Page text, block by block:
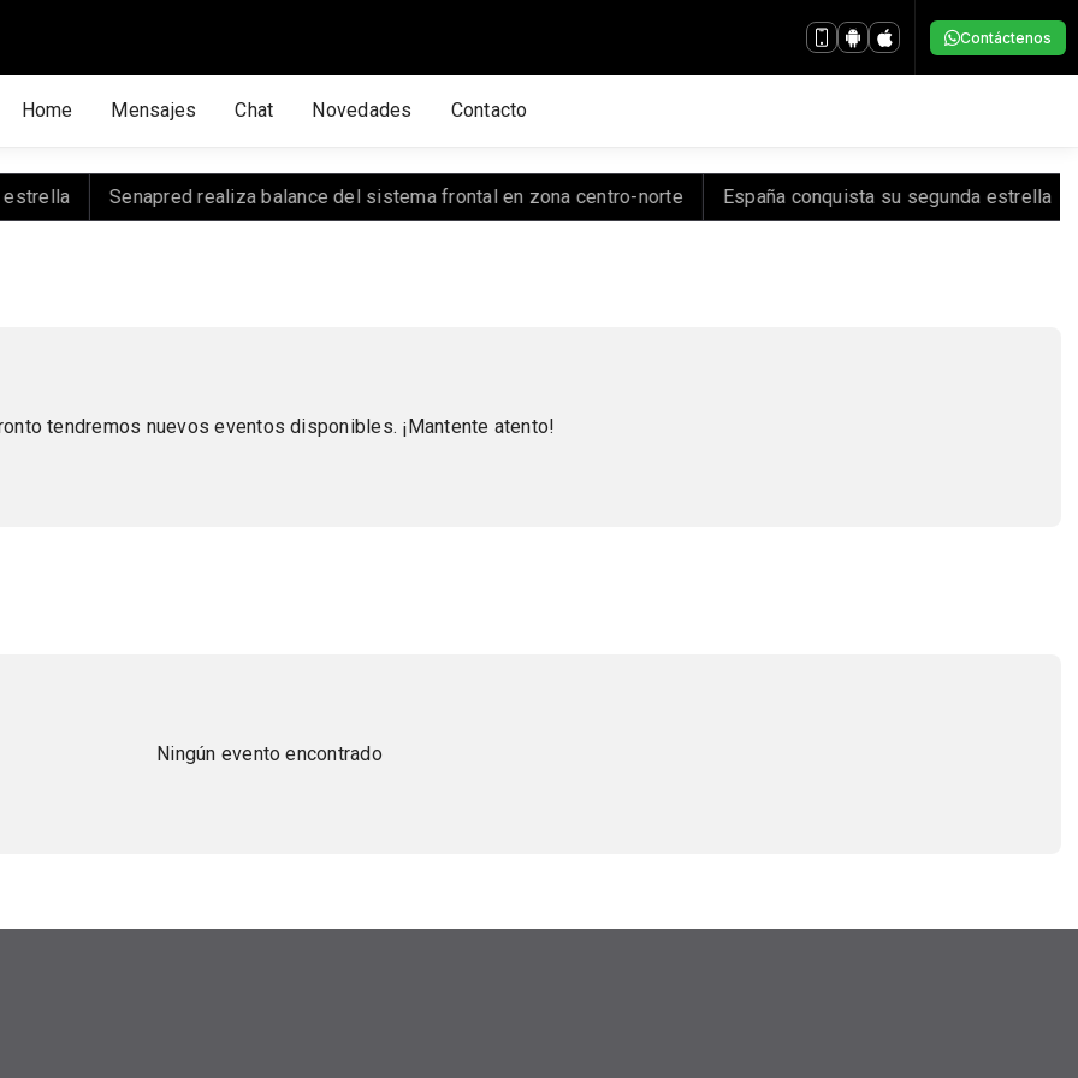
Contáctenos
Home Mensajes Chat Novedades Contacto
Senapred realiza balance del sistema frontal en zona centro-norte España conquista su segunda estrella
tendremos nuevos eventos disponibles. ¡Mantente atento!
Ningún evento encontrado